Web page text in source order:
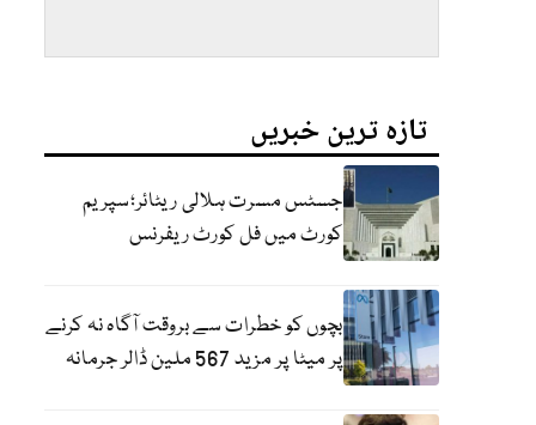
تازہ ترین خبریں
جسٹس مسرت ہلالی ریٹائر؛سپریم
کورٹ میں فل کورٹ ریفرنس
بچوں کو خطرات سے بروقت آگاہ نہ کرنے
پر میٹا پر مزید 567 ملین ڈالر جرمانہ